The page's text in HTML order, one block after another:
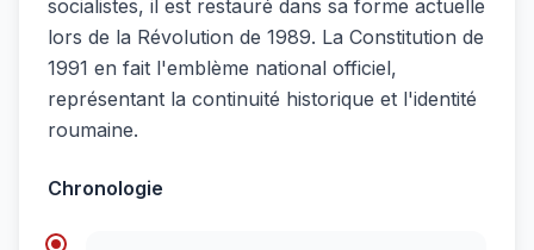
socialistes, il est restauré dans sa forme actuelle
lors de la Révolution de 1989. La Constitution de
1991 en fait l'emblème national officiel,
représentant la continuité historique et l'identité
roumaine.
Chronologie